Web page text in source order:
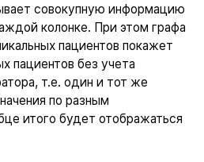
совокупную информацию
колонке. При этом графа
пациентов покажет
пациентов без учета
т.е. один и тот же
по разным
итого будет отображаться